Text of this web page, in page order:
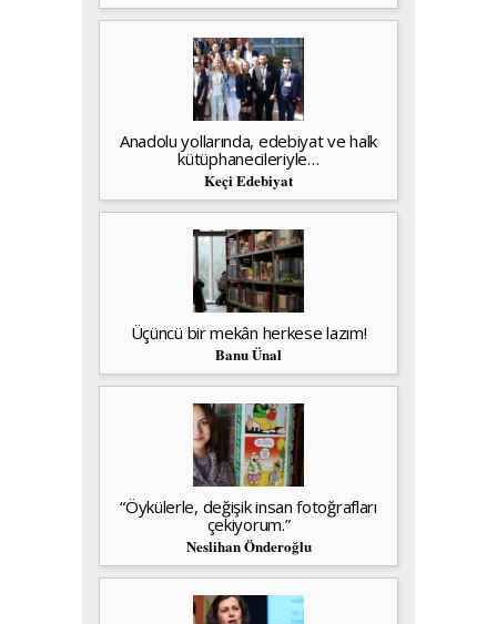
Anadolu yollarında, edebiyat ve halk
kütüphanecileriyle…
Keçi Edebiyat
Üçüncü bir mekân herkese lazım!
Banu Ünal
“Öykülerle, değişik insan fotoğrafları
çekiyorum.”
Neslihan Önderoğlu